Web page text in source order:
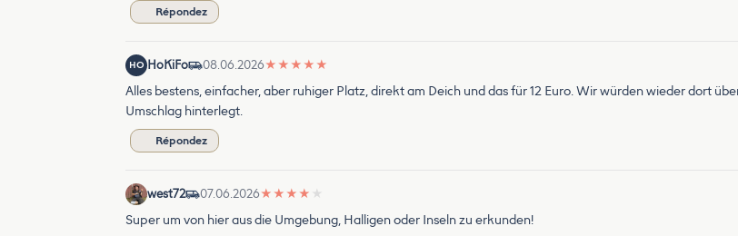
Répondez
HO HoKiFo 08.06.2026★ ★ ★ ★ ★
Alles bestens, einfacher, aber ruhiger Platz, direkt am Deich und das für 12 Euro. Wir würden wieder dort
Umschlag hinterlegt.
Répondez
west72 07.06.2026★ ★ ★ ★ ★
Super um von hier aus die Umgebung, Halligen oder Inseln zu erkunden!